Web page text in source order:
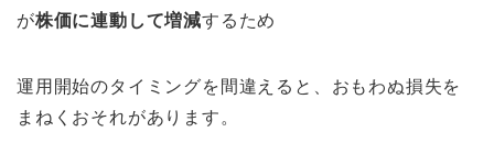
が株価に連動して増減するため
運用開始のタイミングを間違えると、おもわぬ損失を
まねくおそれがあります。